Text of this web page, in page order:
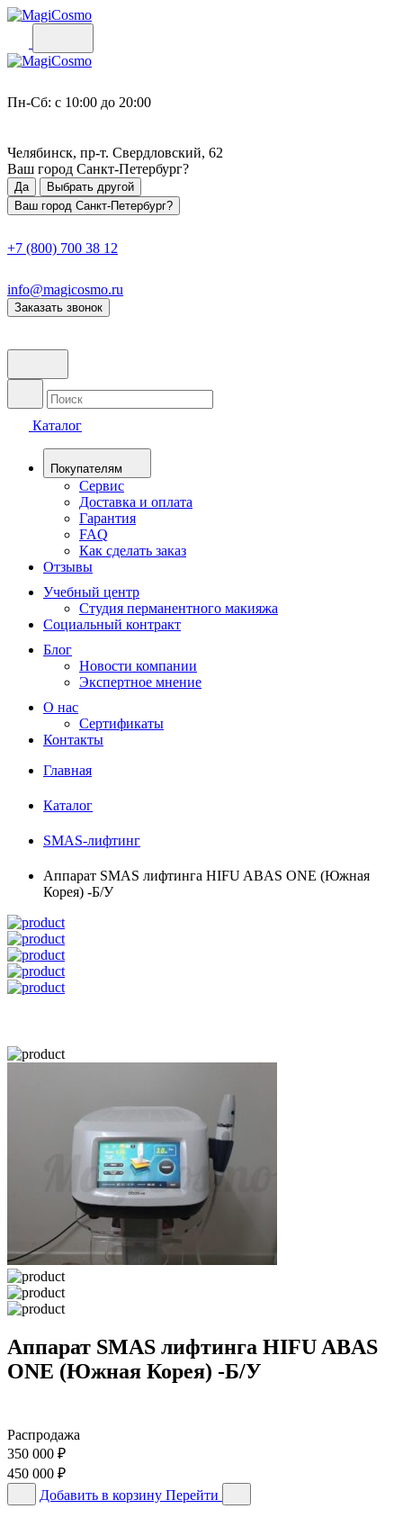
Пн-Сб: с 10:00 до 20:00
Челябинск, пр-т. Свердловский, 62
Ваш город Санкт-Петербург?
Да
Выбрать другой
Ваш город Санкт-Петербург?
+7 (800) 700 38 12
info@magicosmo.ru
Заказать звонок
Каталог
Покупателям
Сервис
Доставка и оплата
Гарантия
FAQ
Как сделать заказ
Отзывы
Учебный центр
Студия перманентного макияжа
Социальный контракт
Блог
Новости компании
Экспертное мнение
О нас
Сертификаты
Контакты
Главная
Каталог
SMAS-лифтинг
Аппарат SMAS лифтинга HIFU ABAS ONE (Южная
Корея) -Б/У
Аппарат SMAS лифтинга HIFU ABAS
ONE (Южная Корея) -Б/У
Распродажа
350 000 ₽
450 000 ₽
Добавить в корзину Перейти